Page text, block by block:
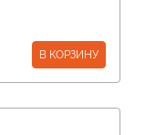
В КОРЗИНУ